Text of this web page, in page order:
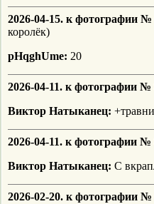
2026-04-15. к фотографии №
королёк)
pHqghUme: 20
2026-04-11. к фотографии №
Виктор Натыканец:
2026-04-11. к фотографии №
Виктор Натыканец: С
2026-02-20. к фотографии №